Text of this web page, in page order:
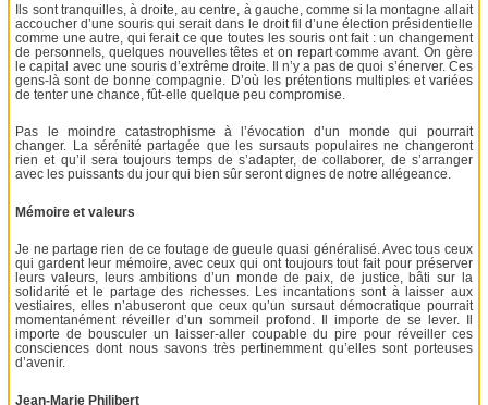
Ils sont tranquilles, à droite, au centre, à gauche, comme si la montagne allait
accoucher d’une souris qui serait dans le droit fil d’une élection présidentielle
comme une autre, qui ferait ce que toutes les souris ont fait : un changement
de personnels, quelques nouvelles têtes et on repart comme avant. On gère
le capital avec une souris d’extrême droite. Il n’y a pas de quoi s’énerver. Ces
gens-là sont de bonne compagnie. D’où les prétentions multiples et variées
de tenter une chance, fût-elle quelque peu compromise.
Pas le moindre catastrophisme à l’évocation d’un monde qui pourrait
changer. La sérénité partagée que les sursauts populaires ne changeront
rien et qu’il sera toujours temps de s’adapter, de collaborer, de s’arranger
avec les puissants du jour qui bien sûr seront dignes de notre allégeance.
Mémoire et valeurs
Je ne partage rien de ce foutage de gueule quasi généralisé. Avec tous ceux
qui gardent leur mémoire, avec ceux qui ont toujours tout fait pour préserver
leurs valeurs, leurs ambitions d’un monde de paix, de justice, bâti sur la
solidarité et le partage des richesses. Les incantations sont à laisser aux
vestiaires, elles n’abuseront que ceux qu’un sursaut démocratique pourrait
momentanément réveiller d’un sommeil profond. Il importe de se lever. Il
importe de bousculer un laisser-aller coupable du pire pour réveiller ces
consciences dont nous savons très pertinemment qu’elles sont porteuses
d’avenir.
Jean-Marie Philibert